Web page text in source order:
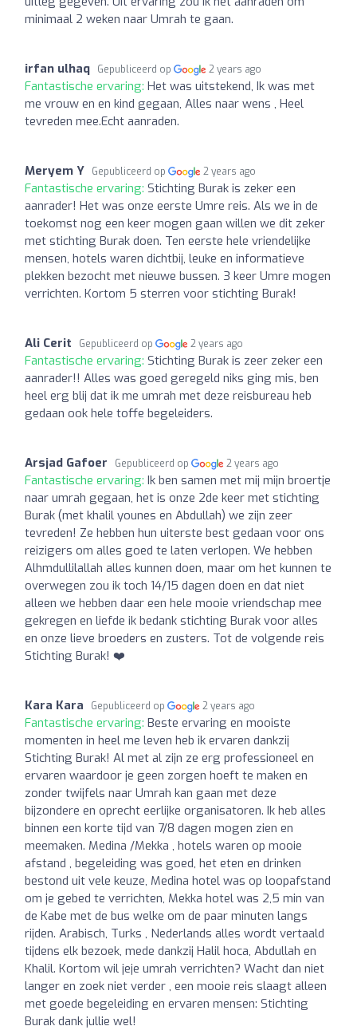
minimaal 2 weken naar Umrah te gaan.
irfan ulhaq Gepubliceerd op 2 years ago
Fantastische ervaring: Het was uitstekend, Ik was met
me vrouw en en kind gegaan, Alles naar wens , Heel
tevreden mee.Echt aanraden.
Meryem Y Gepubliceerd op 2 years ago
Fantastische ervaring: Stichting Burak is zeker een
aanrader! Het was onze eerste Umre reis. Als we in de
toekomst nog een keer mogen gaan willen we dit zeker
met stichting Burak doen. Ten eerste hele vriendelijke
mensen, hotels waren dichtbij, leuke en informatieve
plekken bezocht met nieuwe bussen. 3 keer Umre mogen
verrichten. Kortom 5 sterren voor stichting Burak!
Ali Cerit Gepubliceerd op 2 years ago
Fantastische ervaring: Stichting Burak is zeer zeker een
aanrader!! Alles was goed geregeld niks ging mis, ben
heel erg blij dat ik me umrah met deze reisbureau heb
gedaan ook hele toffe begeleiders.
Arsjad Gafoer Gepubliceerd op 2 years ago
Fantastische ervaring: Ik ben samen met mij mijn broertje
naar umrah gegaan, het is onze 2de keer met stichting
Burak (met khalil younes en Abdullah) we zijn zeer
tevreden! Ze hebben hun uiterste best gedaan voor ons
reizigers om alles goed te laten verlopen. We hebben
Alhmdullilallah alles kunnen doen, maar om het kunnen te
overwegen zou ik toch 14/15 dagen doen en dat niet
alleen we hebben daar een hele mooie vriendschap mee
gekregen en liefde ik bedank stichting Burak voor alles
en onze lieve broeders en zusters. Tot de volgende reis
Stichting Burak! ❤️
Kara Kara Gepubliceerd op 2 years ago
Fantastische ervaring: Beste ervaring en mooiste
momenten in heel me leven heb ik ervaren dankzij
Stichting Burak! Al met al zijn ze erg professioneel en
ervaren waardoor je geen zorgen hoeft te maken en
zonder twijfels naar Umrah kan gaan met deze
bijzondere en oprecht eerlijke organisatoren. Ik heb alles
binnen een korte tijd van 7/8 dagen mogen zien en
meemaken. Medina /Mekka , hotels waren op mooie
afstand , begeleiding was goed, het eten en drinken
bestond uit vele keuze, Medina hotel was op loopafstand
om je gebed te verrichten, Mekka hotel was 2,5 min van
de Kabe met de bus welke om de paar minuten langs
rijden. Arabisch, Turks , Nederlands alles wordt vertaald
tijdens elk bezoek, mede dankzij Halil hoca, Abdullah en
Khalil. Kortom wil jeje umrah verrichten? Wacht dan niet
langer en zoek niet verder , een mooie reis slaagt alleen
met goede begeleiding en ervaren mensen: Stichting
Burak dank jullie wel!